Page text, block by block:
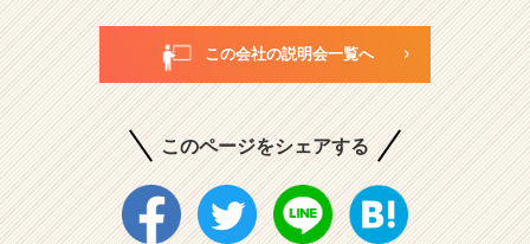
この会社の説明会一覧へ
このページをシェアする